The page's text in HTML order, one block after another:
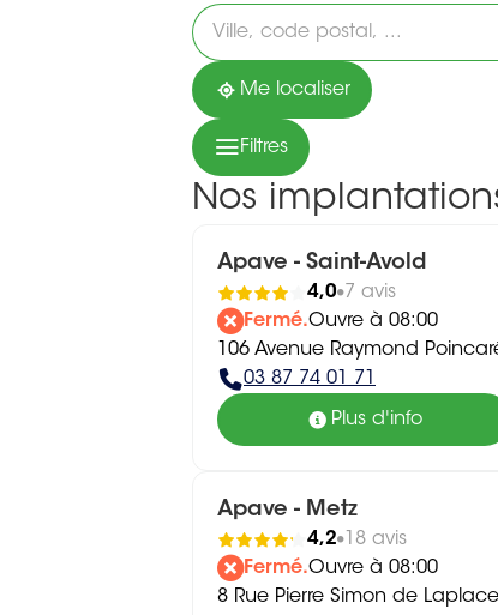
Veuillez
renseigner
une
adresse
Me localiser
Filtres
Nos
Apave - Saint-Avold
4,0 7 avis
Fermé.Ouvre à 08:00
106 Avenue Raymond
03 87 74 01 71
Plus d'info
Apave - Metz
4,2
18 avis
Fermé.Ouvre à 08:00
8 Rue Pierre Simon de